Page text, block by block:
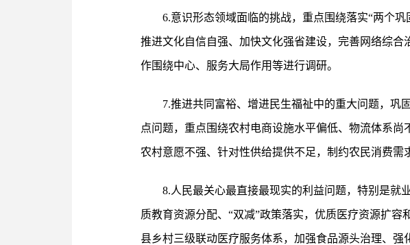
6.意识形态领域面临的挑战，重点围绕落实“两个
推进文化自信自强、加快文化强省建设，完善网络综
作围绕中心、服务大局作用等进行调研。
7.推进共同富裕、增进民生福祉中的重大问题，巩
点问题，重点围绕农村电商设施水平偏低、物流体系
农村意愿不强、针对性供给提供不足，制约农民消费需
8.人民最关心最直接最现实的利益问题，特别是就
质教育资源分配、“双减”政策落实，优质医疗资源扩
县乡村三级联动医疗服务体系，加强食品源头治理、强